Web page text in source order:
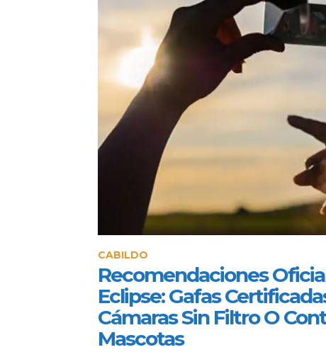
CABILDO
Recomendaciones
Eclipse: Gafas
Cámaras Sin Filtro O
Mascotas